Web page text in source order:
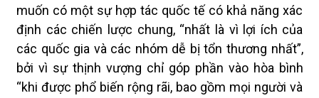
muốn có một sự hợp tác quốc tế có khả năng xác
định các chiến lược chung, “nhất là vì lợi ích của
các quốc gia và các nhóm dễ bị tổn thương nhất”,
bởi vì sự thịnh vượng chỉ góp phần vào hòa bình
“khi được phổ biến rộng rãi, bao gồm mọi người và